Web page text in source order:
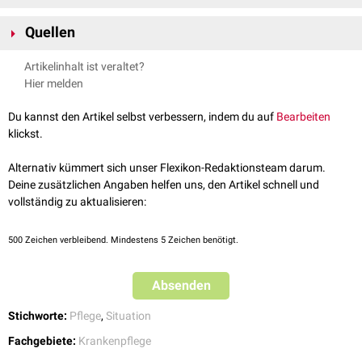
Pflegeplanung
genannte Definition nicht unbedingt in jedem Fall zutreffend, da das
Handeln der Betroffenen nicht ausschließlich vernunftbegründet ist.
Vergleich.VS Verlag für Sozialwissenschaften, Wiesbaden 2006
journal of politics 47, 1985; S. 1085-1107
Quellen
Wikipedia.de
http://www.pflegewiki.de/wiki/Situationsanalyse
Artikelinhalt ist veraltet?
Hier melden
Du kannst den Artikel selbst verbessern, indem du auf Bearbeiten
klickst.
Alternativ kümmert sich unser Flexikon-Redaktionsteam darum.
Deine zusätzlichen Angaben helfen uns, den Artikel schnell und
vollständig zu aktualisieren:
500 Zeichen verbleibend. Mindestens 5 Zeichen benötigt.
Absenden
Stichworte: Pflege, Situation
Fachgebiete: Krankenpflege